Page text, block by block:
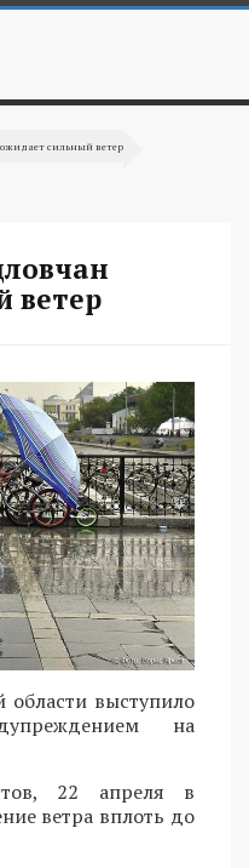
сильный ветер
ветер
выступило
на
22 апреля в
ветра вплоть до